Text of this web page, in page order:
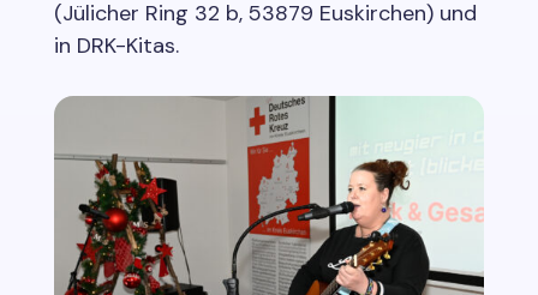
(Jülicher Ring 32 b, 53879 Euskirchen) und
in DRK-Kitas.